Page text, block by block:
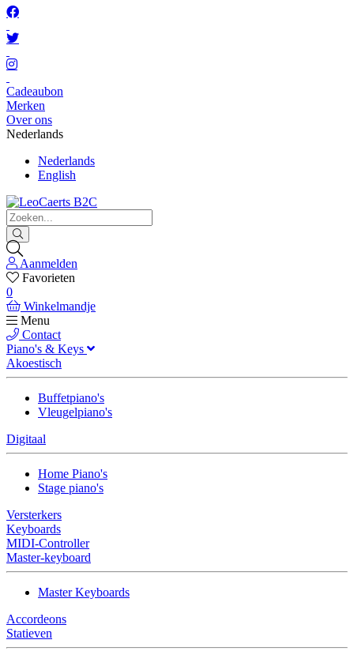
Cadeaubon
Merken
Over ons
Nederlands
Nederlands
English
Aanmelden
Favorieten
0
Winkelmandje
Menu
Contact
Piano's & Keys
Akoestisch
Buffetpiano's
Vleugelpiano's
Digitaal
Home Piano's
Stage piano's
Versterkers
Keyboards
MIDI-Controller
Master-keyboard
Master Keyboards
Accordeons
Statieven